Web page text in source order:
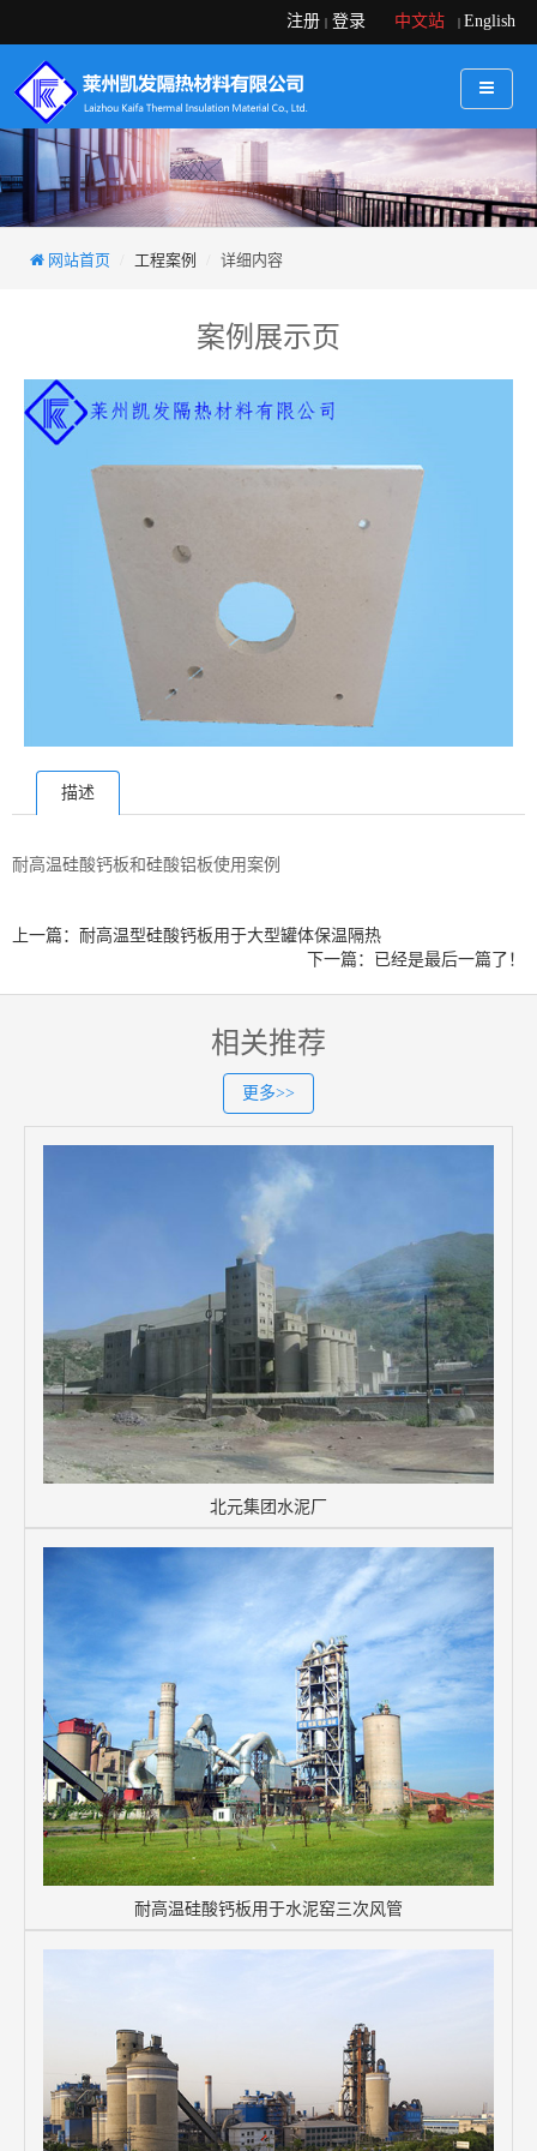
注册 | 登录 中文站 | English
网站首页 工程案例 详细内容
案例展示页
描述
耐高温硅酸钙板和硅酸铝板使用案例
上一篇：耐高温型硅酸钙板用于大型罐体保温隔热
下一篇：已经是最后一篇了！
相关推荐
更多>>
北元集团水泥厂
耐高温硅酸钙板用于水泥窑三次风管